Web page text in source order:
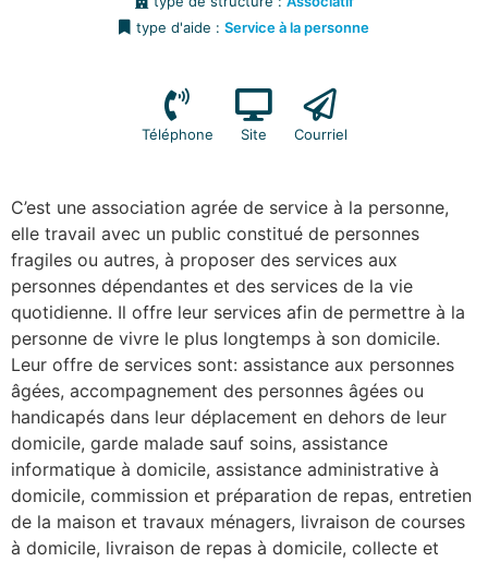
type d'aide : Service à la personne
Téléphone Site Courriel
C’est une association agrée de service à la personne,
elle travail avec un public constitué de personnes
fragiles ou autres, à proposer des services aux
personnes dépendantes et des services de la vie
quotidienne. Il offre leur services afin de permettre à la
personne de vivre le plus longtemps à son domicile.
Leur offre de services sont: assistance aux personnes
âgées, accompagnement des personnes âgées ou
handicapés dans leur déplacement en dehors de leur
domicile, garde malade sauf soins, assistance
informatique à domicile, assistance administrative à
domicile, commission et préparation de repas, entretien
de la maison et travaux ménagers, livraison de courses
à domicile, livraison de repas à domicile, collecte et